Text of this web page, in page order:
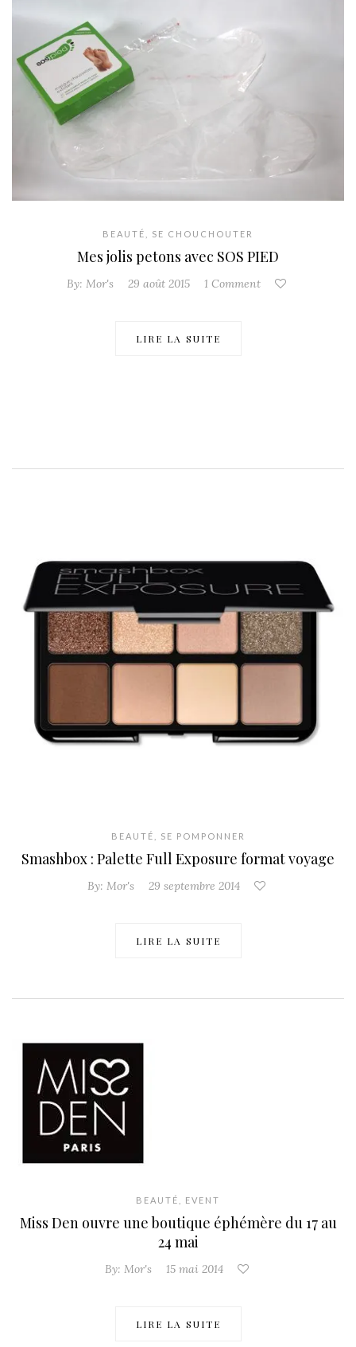
BEAUTÉ SE CHOUCHOUTER
Mes jolis petons avec SOS PIED
By: Mor's 29 août 2015 1 Comment
LIRE LA SUITE
BEAUTÉ SE POMPONNER
Smashbox : Palette Full Exposure format voyage
By: Mor's 29 septembre 2014
LIRE LA SUITE
BEAUTÉ EVENT
Miss Den ouvre une boutique éphémère du 17 au
24 mai
By: Mor's 15 mai 2014
LIRE LA SUITE